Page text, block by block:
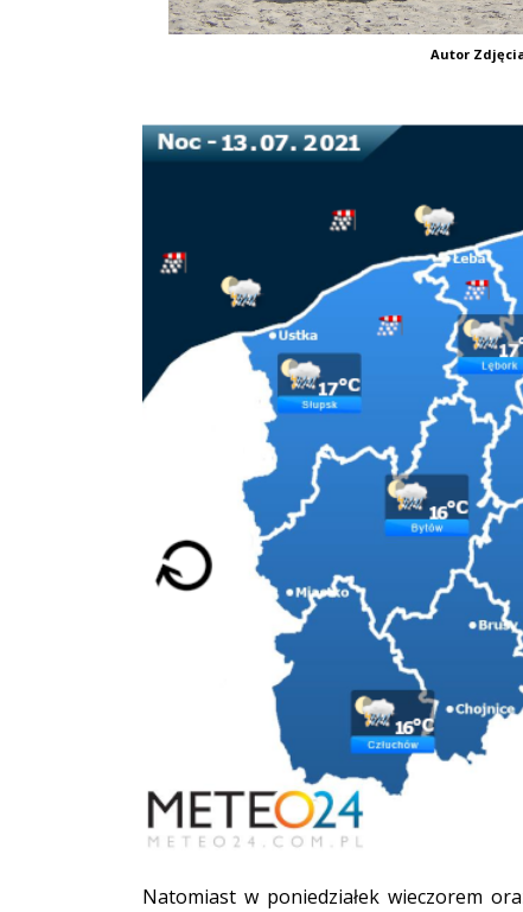
Autor
Natomiast w poniedziałek wieczorem